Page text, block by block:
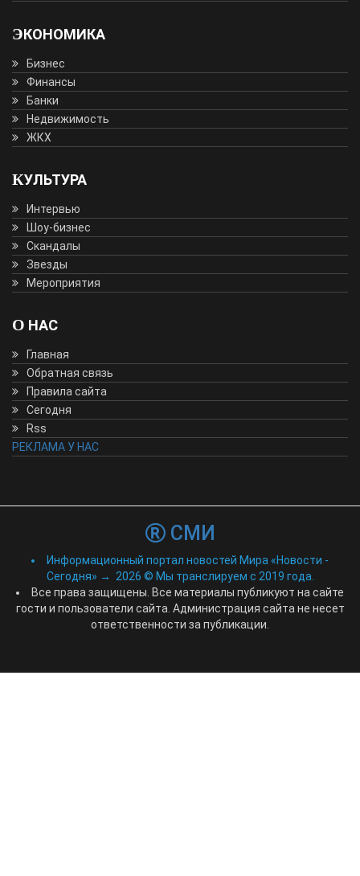
ЭКОНОМИКА
Бизнес
Финансы
Банки
Недвижимость
ЖКХ
КУЛЬТУРА
Интервью
Шоу-бизнес
Скандалы
Звезды
Мероприятия
О НАС
Главная
Обратная связь
Правила сайта
Сегодня
Rss
РЕКЛАМА У НАС
СМИ
Информационный портал новостей Мира «Новости -
Сегодня» → 2026 © Мы транслируем с 2019 года.
Все права защищены. Все материалы публикуют на сайте
гости и пользователи сайта. Администрация сайта не несет
ответственности за публикации.